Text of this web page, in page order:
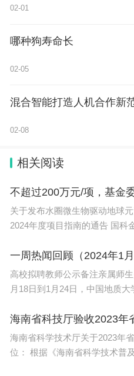
要、牟取私利等。
5.政企沟通不到位。
引导不够，政策调整和执
系不到位。
1.政府承诺不兑现。
商，不顾实际给予政策优
兑现；在无分歧的情况下
经济纠纷，超权限、超范
押冻结财产，随意限制民
业合法生产经营。
3.行业协会商会乱收
会并收费，或依托行政影
02-01
哪种狗寿命长
02-05
混合智能打造人机合作新
02-08
相关阅读
关于发布水圈微生物驱动地球
一周热闻回顾（2024年1月
高校拟聘教师公示备注亲属师生
月18日到1月24日，中国地质
海南省科技厅验收2023年
海南省科学技术厅关于2023年
位： 根据《海南省科学技术普